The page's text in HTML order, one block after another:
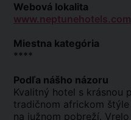
Webová lokalita
www.neptunehotels.com
Miestna kategória
****
Podľa nášho názoru
Kvalitný hotel s krásnou
tradičnom africkom
na južnom pobreží.